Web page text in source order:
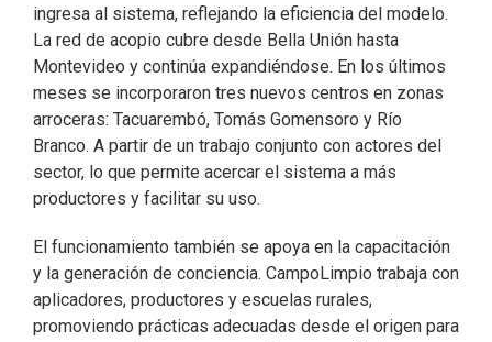
ingresa al sistema, reflejando la eficiencia del modelo.
La red de acopio cubre desde Bella Unión hasta
Montevideo y continúa expandiéndose. En los últimos
meses se incorporaron tres nuevos centros en zonas
arroceras: Tacuarembó, Tomás Gomensoro y Río
Branco. A partir de un trabajo conjunto con actores del
sector, lo que permite acercar el sistema a más
productores y facilitar su uso.
El funcionamiento también se apoya en la capacitación
y la generación de conciencia. CampoLimpio trabaja con
aplicadores, productores y escuelas rurales,
promoviendo prácticas adecuadas desde el origen para